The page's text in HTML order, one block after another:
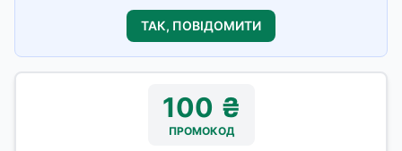
ТАК, ПОВІДОМИТИ
100 ₴
ПРОМОКОД